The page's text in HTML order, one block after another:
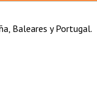
Baleares y Portugal.